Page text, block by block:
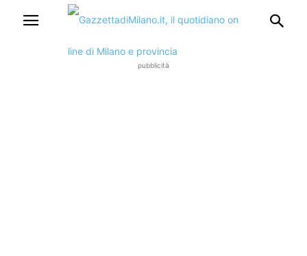
pubblicità